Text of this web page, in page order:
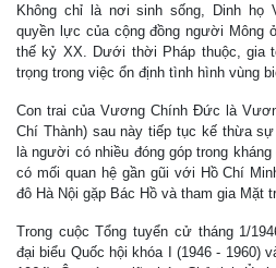
Không chỉ là nơi sinh sống, Dinh họ
quyền lực của cộng đồng người Mông
thế kỷ XX. Dưới thời Pháp thuộc, gia
trọng trong việc ổn định tình hình vùng
Con trai của Vương Chính Đức là
Chí Thành) sau này tiếp tục kế thừa
là người có nhiều đóng góp trong
có mối quan hệ gần gũi với Hồ Chí
đô Hà Nội gặp Bác Hồ và tham gia Mặt
Trong cuộc Tổng tuyển cử tháng 1/
đại biểu Quốc hội khóa I (1946 - 1960)